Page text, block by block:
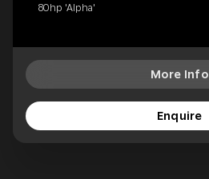
80hp 'Alpha'
More Info
Enquire